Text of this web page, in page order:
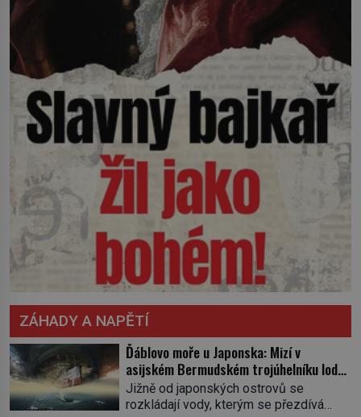
ZÁHADY A NAPĚTÍ
Ďáblovo moře u Japonska: Mizí v
asijském Bermudském trojúhelníku lodě
ve spárech neznámé síly?
Jižně od japonských ostrovů se
rozkládají vody, kterým se přezdívá